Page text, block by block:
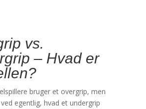
vs.
– Hvad er
bruger et overgrip, men
egentlig, hvad et undergrip